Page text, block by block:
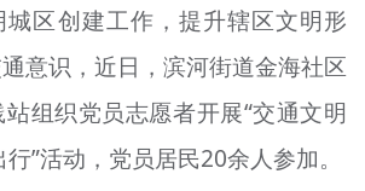
德建设
+
城区创建工作，提升辖区文明形
意识，近日，滨河街道金海社区
组织党员志愿者开展“交通文明
”活动，党员居民20余人参加。